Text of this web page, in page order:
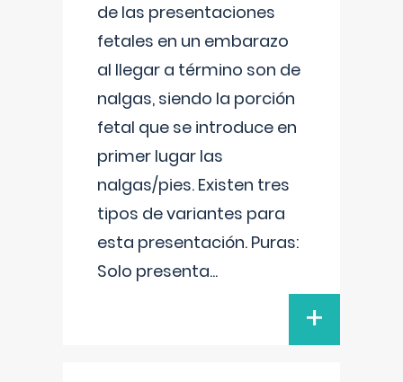
de las presentaciones
fetales en un embarazo
al llegar a término son de
nalgas, siendo la porción
fetal que se introduce en
primer lugar las
nalgas/pies. Existen tres
tipos de variantes para
esta presentación. Puras:
Solo presenta...
+